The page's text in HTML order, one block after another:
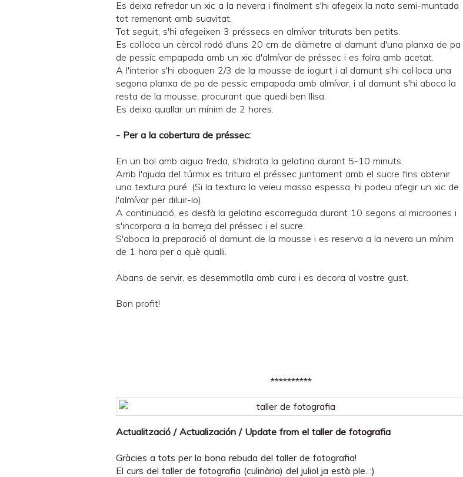
Es deixa refredar un xic a la nevera i finalment s'hi afegeix la nata semi-muntada
tot remenant amb suavitat.
Tot seguit, s'hi afegeixen 3 préssecs en almívar triturats ben petits.
Es col·loca un cèrcol rodó d'uns 20 cm de diàmetre al damunt d'una planxa de pa
de pessic empapada amb un xic d'almívar de préssec i es folra amb acetat.
A l'interior s'hi aboquen 2/3 de la mousse de iogurt i al damunt s'hi col·loca una
segona planxa de pa de pessic empapada amb almívar, i al damunt s'hi aboca la
resta de la mousse, procurant que quedi ben llisa.
Es deixa quallar un mínim de 2 hores.
- Per a la cobertura de préssec:
En un bol amb aigua freda, s'hidrata la gelatina durant 5-10 minuts.
Amb l'ajuda del túrmix es tritura el préssec juntament amb el sucre fins obtenir
una textura puré. (Si la textura la veieu massa espessa, hi podeu afegir un xic de
l'almívar per diluir-lo).
A continuació, es desfà la gelatina escorreguda durant 10 segons al microones i
s'incorpora a la barreja del préssec i el sucre.
S'aboca la preparació al damunt de la mousse i es reserva a la nevera un mínim
de 1 hora per a què qualli.
Abans de servir, es desemmotlla amb cura i es decora al vostre gust.
Bon profit!
**********
Actualització / Actualización / Update from el taller de fotografia
Gràcies a tots per la bona rebuda del taller de fotografia!
El curs del taller de fotografia (culinària) del juliol ja està ple. :)